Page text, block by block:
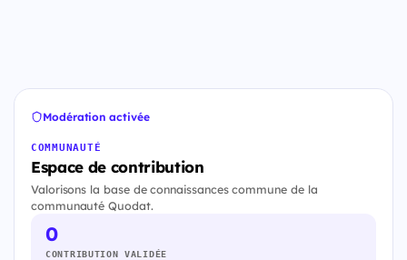
Modération activée
COMMUNAUTÉ
Espace de contribution
Valorisons la base de connaissances commune de la
communauté Quodat.
0
CONTRIBUTION VALIDÉE